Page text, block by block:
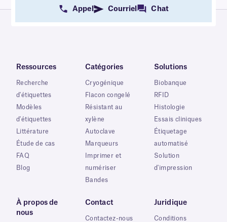
Appel Courriel Chat
Ressources
Recherche
d'étiquettes
Modèles
d'étiquettes
Littérature
Étude de cas
FAQ
Blog
Catégories
Cryogénique
Flacon congelé
Résistant au
xylène
Autoclave
Marqueurs
Imprimer et
numériser
Bandes
Solutions
Biobanque
RFID
Histologie
Essais cliniques
Étiquetage
automatisé
Solution
d'impression
À propos de
nous
Contact
Contactez-nous
Juridique
Conditions